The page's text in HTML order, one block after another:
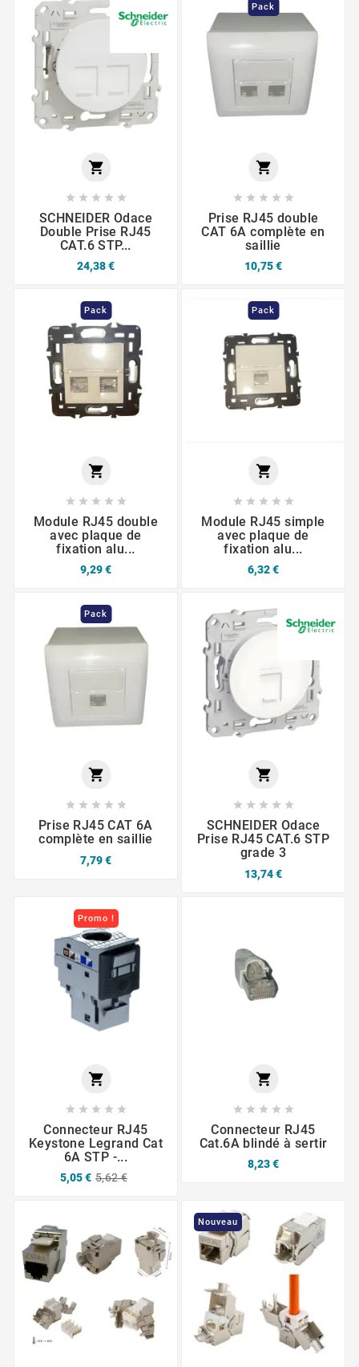

    
SCHNEIDER Odace
Double Prise RJ45
CAT.6 STP...
24,38 €
Pack

    
Prise RJ45 double
CAT 6A complète en
saillie
10,75 €
Pack

    
Module RJ45 double
avec plaque de
fixation alu...
9,29 €
Pack

    
Module RJ45 simple
avec plaque de
fixation alu...
6,32 €
Pack

    
Prise RJ45 CAT 6A
complète en saillie
7,79 €

    
SCHNEIDER Odace
Prise RJ45 CAT.6 STP
grade 3
13,74 €
Promo !

    
Connecteur RJ45
Keystone Legrand Cat
6A STP -...
5,05 € 5,62 €

    
Connecteur RJ45
Cat.6A blindé à sertir
8,23 €
Nouveau